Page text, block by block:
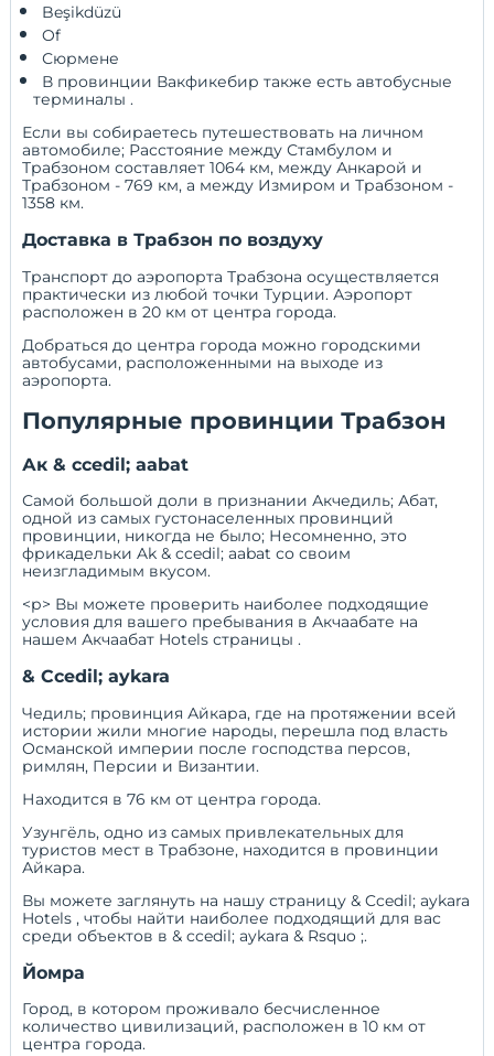
Beşikdüzü
Of
Сюрмене
В провинции Вакфикебир также есть автобусные
терминалы .
Если вы собираетесь путешествовать на личном
автомобиле; Расстояние между Стамбулом и
Трабзоном составляет 1064 км, между Анкарой и
Трабзоном - 769 км, а между Измиром и Трабзоном -
1358 км.
Доставка в Трабзон по воздуху
Транспорт до аэропорта Трабзона осуществляется
практически из любой точки Турции. Аэропорт
расположен в 20 км от центра города.
Добраться до центра города можно городскими
автобусами, расположенными на выходе из
аэропорта.
Популярные провинции Трабзон
Ак & ccedil; aabat
Самой большой доли в признании Акчедиль; Абат,
одной из самых густонаселенных провинций
провинции, никогда не было; Несомненно, это
фрикадельки Ak & ccedil; aabat со своим
неизгладимым вкусом.
<р> Вы можете проверить наиболее подходящие
условия для вашего пребывания в Акчаабате на
нашемАкчаабат Hotels страницы.
& Ccedil; aykara
Чедиль; провинция Айкара, где на протяжении всей
истории жили многие народы, перешла под власть
Османской империи после господства персов,
римлян, Персии и Византии.
Находится в 76 км от центра города.
Узунгёль, одно из самых привлекательных для
туристов мест в Трабзоне, находится в провинции
Айкара.
Вы можете заглянуть на нашу страницу& Ccedil; aykara
Hotels, чтобы найти наиболее подходящий для вас
среди объектов в & ccedil; aykara & Rsquo ;.
Йомра
Город, в котором проживало бесчисленное
количество цивилизаций, расположен в 10 км от
центра города.